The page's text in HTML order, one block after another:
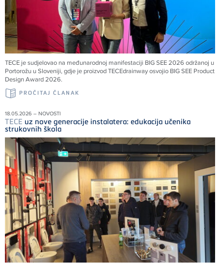
TECE je sudjelovao na međunarodnoj manifestaciji BIG SEE 2026 održanoj u
Portorožu u Sloveniji, gdje je proizvodTECEdrainway osvojio BIG SEE Product
Design Award 2026.
PROČITAJ ČLANAK
18.05.2026 – NOVOSTI
TECE uz nove generacije instalatera: edukacija učenika
strukovnih škola